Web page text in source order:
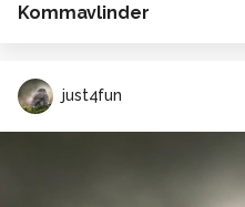
Kommavlinder
just4fun